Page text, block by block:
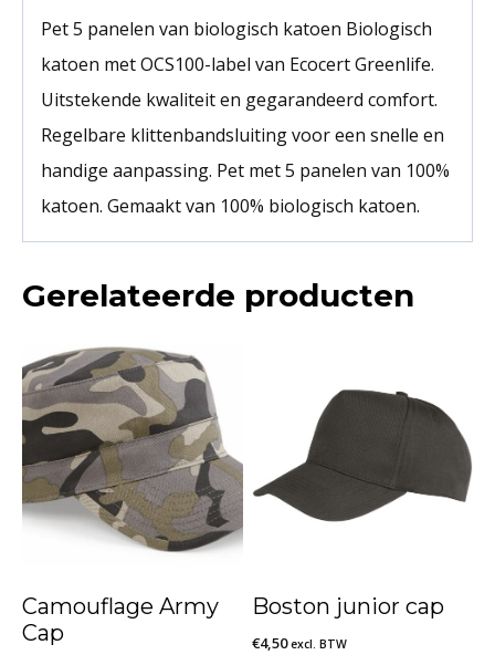
Pet 5 panelen van biologisch katoen Biologisch
katoen met OCS100-label van Ecocert Greenlife.
Uitstekende kwaliteit en gegarandeerd comfort.
Regelbare klittenbandsluiting voor een snelle en
handige aanpassing. Pet met 5 panelen van 100%
katoen. Gemaakt van 100% biologisch katoen.
Gerelateerde producten
Camouflage Army
Cap
Boston junior cap
€4,50 excl. BTW